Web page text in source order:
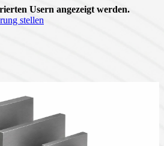
Usern angezeigt werden.
stellen